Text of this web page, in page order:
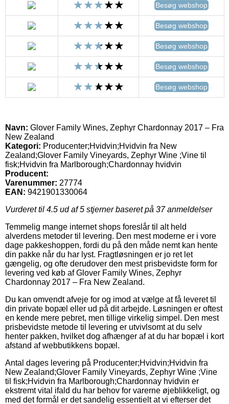
Besøg webshop
Besøg webshop
Besøg webshop
Besøg webshop
Besøg webshop
Navn: Glover Family Wines, Zephyr Chardonnay 2017 – Fra
New Zealand
Kategori: Producenter;Hvidvin;Hvidvin fra New
Zealand;Glover Family Vineyards, Zephyr Wine ;Vine til
fisk;Hvidvin fra Marlborough;Chardonnay hvidvin
Producent:
Varenummer: 27774
EAN: 9421901330064
Vurderet til 4.5 ud af 5 stjerner baseret på 37anmeldelser
Temmelig mange internet shops foreslår til alt held
alverdens metoder til levering. Den mest moderne er i vore
dage pakkeshoppen, fordi du på den måde nemt kan hente
din pakke når du har lyst. Fragtløsningen er jo ret let
gængelig, og ofte derudover den mest prisbevidste form for
levering ved køb af Glover Family Wines, Zephyr
Chardonnay 2017 – Fra New Zealand.
Du kan omvendt afveje for og imod at vælge at få leveret til
din private bopæl eller ud på dit arbejde. Løsningen er oftest
en kende mere pebret, men tillige virkelig simpel. Den mest
prisbevidste metode til levering er utvivlsomt at du selv
henter pakken, hvilket dog afhænger af at du har bopæl i kort
afstand af webbutikkens bopæl.
Antal dages levering på Producenter;Hvidvin;Hvidvin fra
New Zealand;Glover Family Vineyards, Zephyr Wine ;Vine
til fisk;Hvidvin fra Marlborough;Chardonnay hvidvin er
ekstremt vital ifald du har behov for varerne øjeblikkeligt, og
med det formål er det sandelig essentielt at vi efterser det